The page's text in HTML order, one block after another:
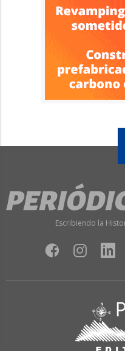
Escribiendo la